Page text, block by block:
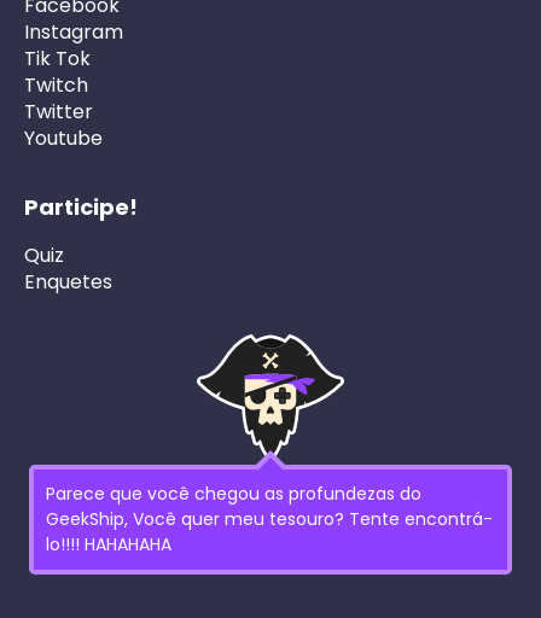
Facebook
Instagram
Tik Tok
Twitch
Twitter
Youtube
Participe!
Quiz
Enquetes
Parece que você chegou as profundezas do
GeekShip, Você quer meu tesouro? Tente encontrá-
lo!!!! HAHAHAHA